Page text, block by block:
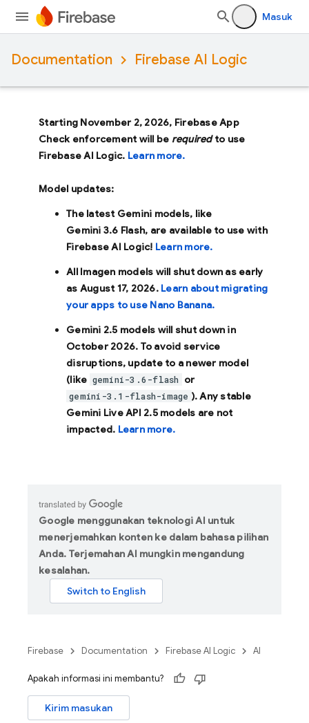
Masuk
Documentation Firebase AI Logic
Starting November 2, 2026, Firebase App
Check enforcement will be requiredto use
Firebase AI Logic. Learn more.
Model updates:
The latest Gemini models, like
Gemini 3.6 Flash, are available to use with
Firebase AI Logic! Learn more.
All Imagen models will shut down as early
as August 17, 2026. Learn about migrating
your apps to use Nano Banana.
Gemini 2.5 models will shut down in
October 2026. To avoid service
disruptions, update to a newer model
(like gemini-3.6-flash or
gemini-3.1-flash-image ). Any stable
Gemini Live API 2.5 models are not
impacted. Learn more.
Google menggunakan teknologi AI untuk
menerjemahkan konten ke dalam bahasa pilihan
Anda. Terjemahan AI mungkin mengandung
kesalahan.
Firebase Documentation Firebase AI Logic AI
Apakah informasi ini membantu?
Kirim masukan